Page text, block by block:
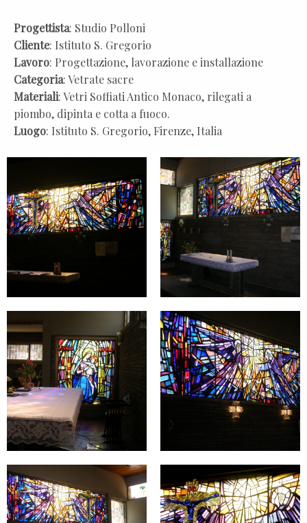
Progettista: Studio Polloni
Cliente: Istituto S. Gregorio
Lavoro: Progettazione, lavorazione e installazione
Categoria: Vetrate sacre
Materiali: Vetri Soffiati Antico Monaco, rilegati a
piombo, dipinta e cotta a fuoco.
Luogo: Istituto S. Gregorio, Firenze, Italia